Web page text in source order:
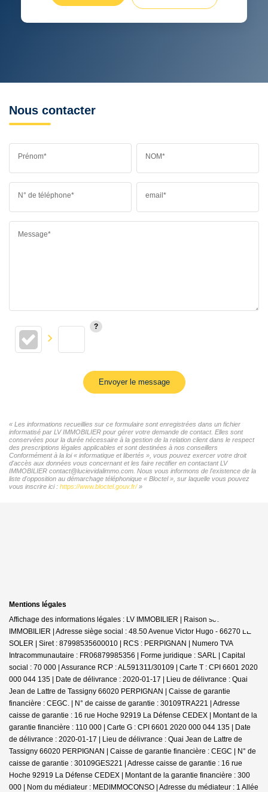
Nous contacter
Prénom* NOM*
N° de téléphone* email*
Message*
Envoyer le message
« Les informations recueillies sur ce formulaire sont enregistrées dans un fichier
informatisé par LV IMMOBILIER pour gérer votre demande de contact. Elles sont
conservées pour la durée nécessaire à la gestion de la relation client dans le respect
des prescriptions légales applicables et sont destinées à nos conseillers
Conformément à la loi « informatique et libertés », vous pouvez exercer votre droit
d'accès aux données vous concernant et les faire rectifier en contactant LV
IMMOBILIER contact@lucievidalimmo.com. Nous vous informons de l'existence de la
liste d'opposition au démarchage téléphonique « Bloctel », sur laquelle vous pouvez
vous inscrire ici : https://www.bloctel.gouv.fr/»
Mentions légales
Affichage des informations légales : LV IMMOBILIER | Raison sociale : LV
IMMOBILIER | Adresse siège social : 48.50 Avenue Victor Hugo - 66270 LE
SOLER | Siret : 87998535600010 | RCS : PERPIGNAN | Numero TVA
Intracommunautaire : FR06879985356 | Forme juridique : SARL | Capital
social : 70 000 | Assurance RCP : AL591311/30109 | Carte T : CPI 6601 2020
000 044 135 | Date de délivrance : 2020-01-17 | Lieu de délivrance : Quai
Jean de Lattre de Tassigny 66020 PERPIGNAN | Caisse de garantie
financière : CEGC. | N° de caisse de garantie : 30109TRA221 | Adresse
caisse de garantie : 16 rue Hoche 92919 La Défense CEDEX | Montant de la
garantie financière : 110 000 | Carte G : CPI 6601 2020 000 044 135 | Date
de délivrance : 2020-01-17 | Lieu de délivrance : Quai Jean de Lattre de
Tassigny 66020 PERPIGNAN | Caisse de garantie financière : CEGC | N° de
caisse de garantie : 30109GES221 | Adresse caisse de garantie : 16 rue
Hoche 92919 La Défense CEDEX | Montant de la garantie financière : 300
000 | Nom du médiateur : MEDIMMOCONSO | Adresse du médiateur : 1 Allée